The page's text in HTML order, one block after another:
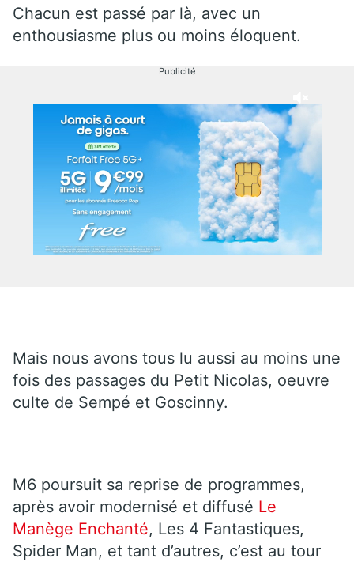
Chacun est passé par là, avec un
enthousiasme plus ou moins éloquent.
Publicité
Mais nous avons tous lu aussi au moins une
fois des passages du Petit Nicolas, oeuvre
culte de Sempé et Goscinny.
M6 poursuit sa reprise de programmes,
après avoir modernisé et diffusé Le
Manège Enchanté, Les 4 Fantastiques,
Spider Man, et tant d’autres, c’est au tour